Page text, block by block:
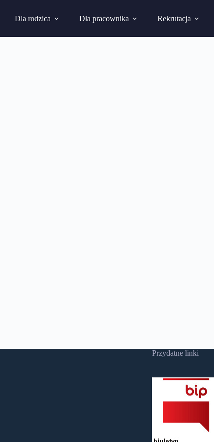
Dla rodzica Dla pracownika Rekrutacja
Przydatne linki